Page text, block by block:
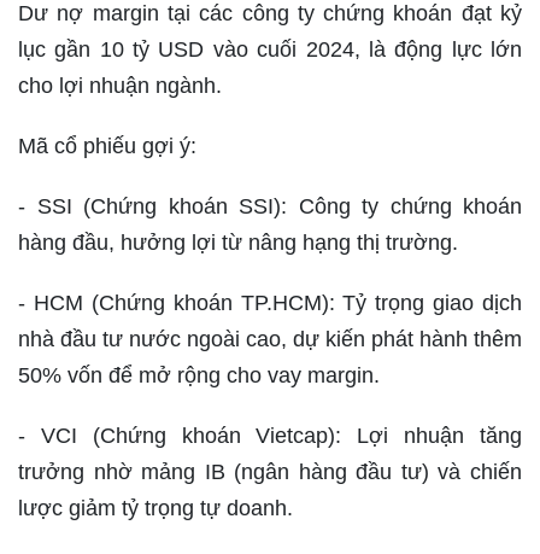
Dư nợ margin tại các công ty chứng khoán đạt kỷ
lục gần 10 tỷ USD vào cuối 2024, là động lực lớn
cho lợi nhuận ngành.
Mã cổ phiếu gợi ý:
- SSI (Chứng khoán SSI): Công ty chứng khoán
hàng đầu, hưởng lợi từ nâng hạng thị trường.
- HCM (Chứng khoán TP.HCM): Tỷ trọng giao dịch
nhà đầu tư nước ngoài cao, dự kiến phát hành thêm
50% vốn để mở rộng cho vay margin.
- VCI (Chứng khoán Vietcap): Lợi nhuận tăng
trưởng nhờ mảng IB (ngân hàng đầu tư) và chiến
lược giảm tỷ trọng tự doanh.